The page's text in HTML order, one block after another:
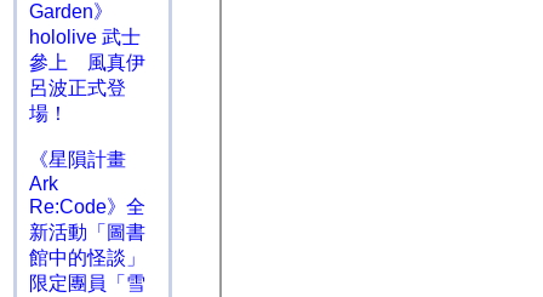
Garden》
hololive 武士
參上 風真伊
呂波正式登
場！
《星隕計畫
Ark
Re:Code》全
新活動「圖書
館中的怪談」
限定團員「雪